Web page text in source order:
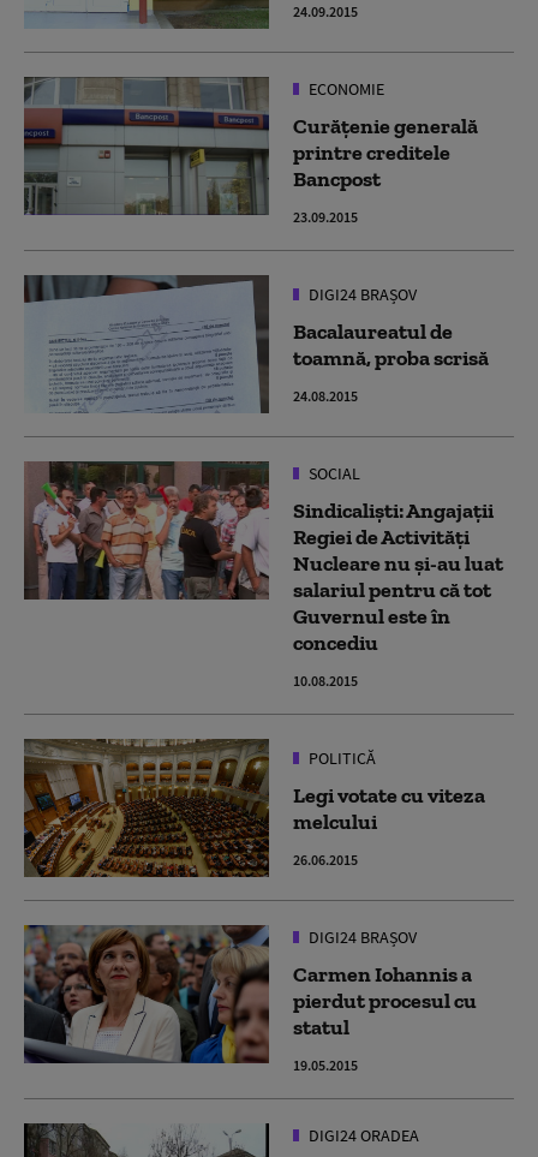
24.09.2015
ECONOMIE
Curăţenie generală
printre creditele
Bancpost
23.09.2015
DIGI24 BRAȘOV
Bacalaureatul de
toamnă, proba scrisă
24.08.2015
SOCIAL
Sindicaliști: Angajații
Regiei de Activități
Nucleare nu și-au luat
salariul pentru că tot
Guvernul este în
concediu
10.08.2015
POLITICĂ
Legi votate cu viteza
melcului
26.06.2015
DIGI24 BRAȘOV
Carmen Iohannis a
pierdut procesul cu
statul
19.05.2015
DIGI24 ORADEA